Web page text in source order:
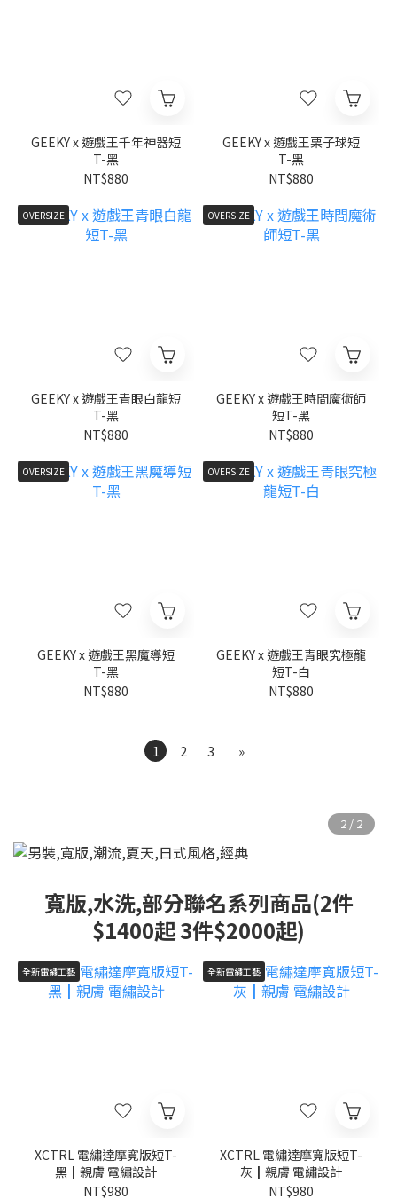
GEEKY x 遊戲王千年神器短
T-黑
NT$880
GEEKY x 遊戲王栗子球短
T-黑
NT$880
OVERSIZE
GEEKY x 遊戲王青眼白龍短
T-黑
NT$880
OVERSIZE
GEEKY x 遊戲王時間魔術師
短T-黑
NT$880
OVERSIZE
GEEKY x 遊戲王黑魔導短
T-黑
NT$880
OVERSIZE
GEEKY x 遊戲王青眼究極龍
短T-白
NT$880
1 2 3 »
寬版,水洗,部分聯名系列商品(2件
$1400起 3件$2000起)
全新電繡工藝
XCTRL 電繡達摩寬版短T-
黑┃親膚 電繡設計
NT$980
全新電繡工藝
XCTRL 電繡達摩寬版短T-
灰┃親膚 電繡設計
NT$980